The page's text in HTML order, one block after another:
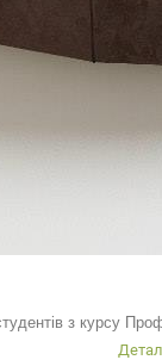
з курсу